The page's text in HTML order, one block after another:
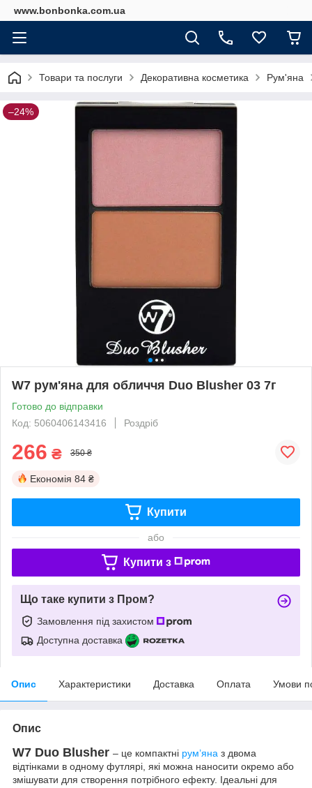
www.bonbonka.com.ua
Товари та послуги Декоративна косметика Рум'яна
–24%
W7 рум'яна для обличчя Duo Blusher 03 7г
Готово до відправки
Код: 5060406143416
Роздріб
266 ₴ 350 ₴
Економія 84 ₴
Купити
або
Купити з
Що таке купити з Пром?
Замовлення під захистом
Доступна доставка
Опис Характеристики Доставка Оплата Умови
Опис
W7 Duo Blusher – це компактні рум’яна з двома
відтінками в одному футлярі, які можна наносити окремо або
змішувати для створення потрібного ефекту. Ідеальні для